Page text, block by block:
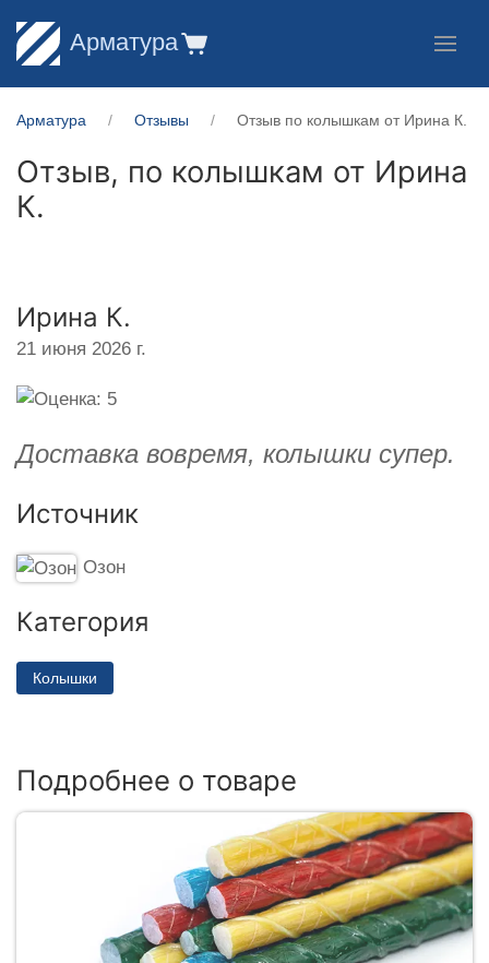
Арматура
Арматура Отзывы Отзыв по колышкам от Ирина К.
Отзыв, по колышкам от Ирина
К.
Ирина К.
21 июня 2026 г.
Доставка вовремя, колышки супер.
Источник
Озон
Категория
Колышки
Подробнее о товаре